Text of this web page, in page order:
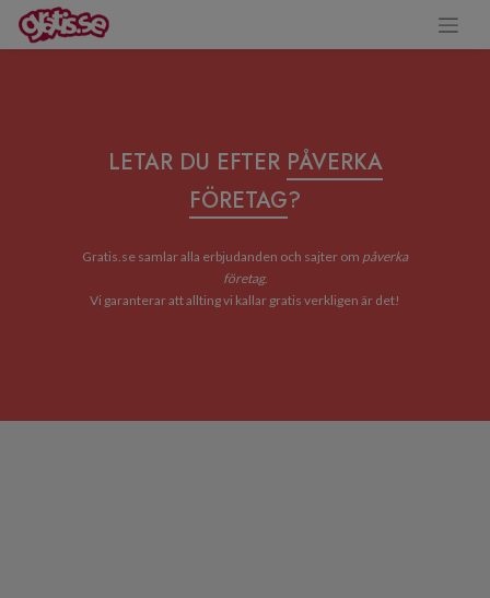
LETAR DU EFTER PÅVERKA
FÖRETAG?
Gratis.se samlar alla erbjudanden och sajter om påverka
företag.
Vi garanterar att allting vi kallar gratis verkligen är det!